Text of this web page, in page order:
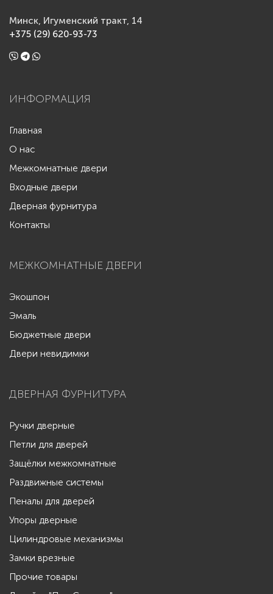
Минск, Игуменский тракт, 14
+375 (29) 620-93-73
ИНФОРМАЦИЯ
Главная
О нас
Межкомнатные двери
Входные двери
Дверная фурнитура
Контакты
МЕЖКОМНАТНЫЕ ДВЕРИ
Экошпон
Эмаль
Бюджетные двери
Двери невидимки
ДВЕРНАЯ ФУРНИТУРА
Ручки дверные
Петли для дверей
Защёлки межкомнатные
Раздвижные системы
Пеналы для дверей
Упоры дверные
Цилиндровые механизмы
Замки врезные
Прочие товары